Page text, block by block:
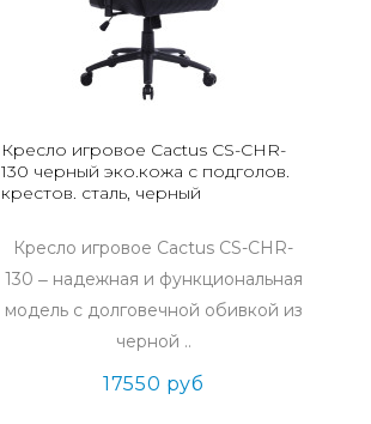
Кресло игровое Cactus CS-CHR-
130 черный эко.кожа с подголов.
крестов. сталь, черный
Кресло игровое Cactus CS-CHR-
130 ‒ надежная и функциональная
модель с долговечной обивкой из
черной ..
17550 руб